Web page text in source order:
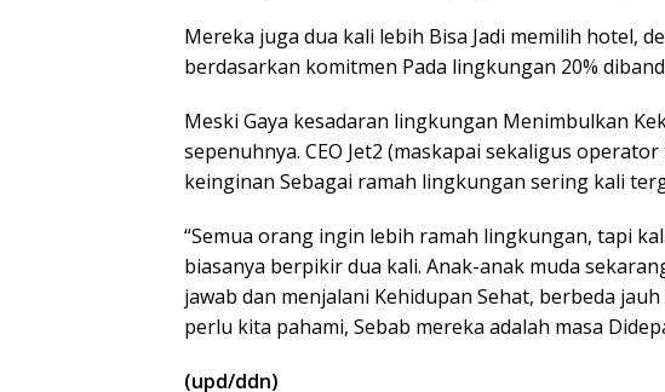
Mereka juga dua kali lebih Bisa Jadi memilih hotel,
berdasarkan komitmen Pada lingkungan 20%
Meski Gaya kesadaran lingkungan Menimbulkan
sepenuhnya. CEO Jet2 (maskapai sekaligus
keinginan Sebagai ramah lingkungan sering kali
“Semua orang ingin lebih ramah lingkungan, tapi
biasanya berpikir dua kali. Anak-anak muda
jawab dan menjalani Kehidupan Sehat, berbeda
perlu kita pahami, Sebab mereka adalah masa
(upd/ddn)